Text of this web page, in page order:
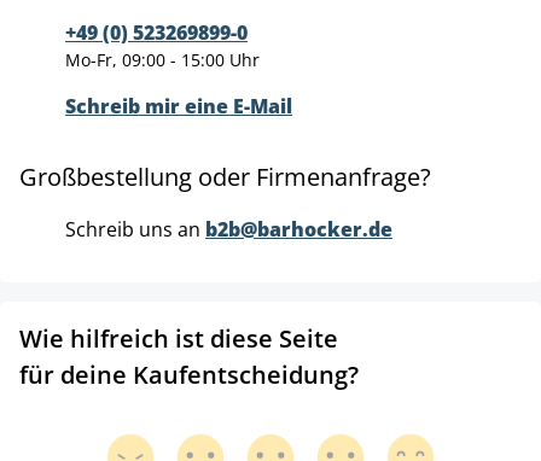
+49 (0) 523269899-0
Mo-Fr, 09:00 - 15:00 Uhr
Schreib mir eine E-Mail
Großbestellung oder Firmenanfrage?
Schreib uns an b2b@barhocker.de
Wie hilfreich ist diese Seite
für deine Kaufentscheidung?